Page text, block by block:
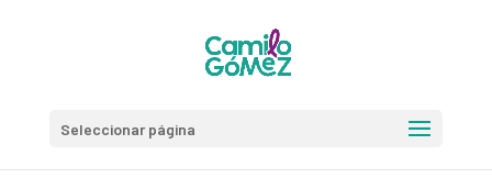
Seleccionar página